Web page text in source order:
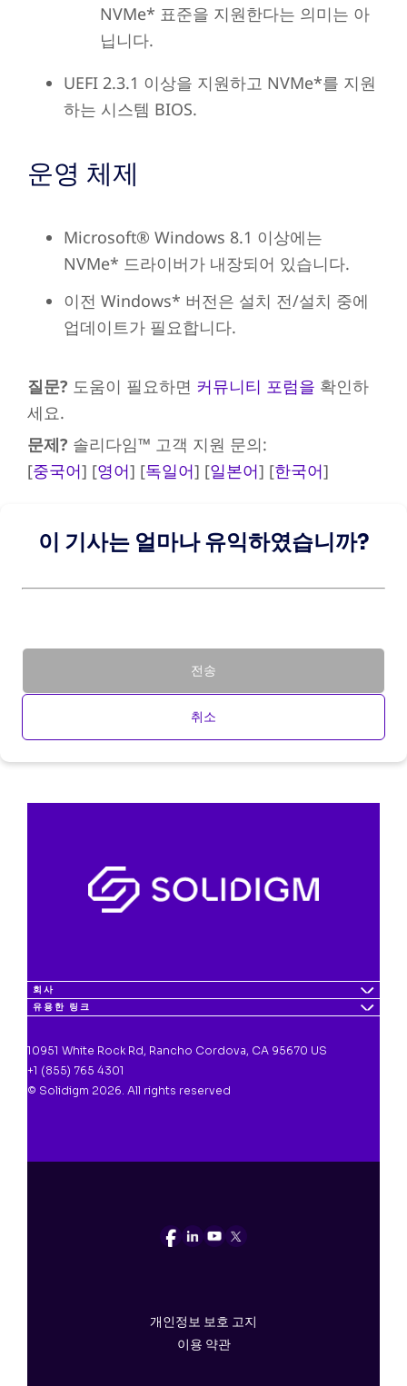
NVMe* 표준을 지원한다는 의미는 아
닙니다.
UEFI 2.3.1 이상을 지원하고 NVMe*를 지원
하는 시스템 BIOS.
운영 체제
Microsoft® Windows 8.1 이상에는
NVMe* 드라이버가 내장되어 있습니다.
이전 Windows* 버전은 설치 전/설치 중에
업데이트가 필요합니다.
질문? 도움이 필요하면 커뮤니티 포럼을 확인하
세요.
문제? 솔리다임™ 고객 지원 문의:
[중국어] [영어] [독일어] [일본어] [한국어]
이 기사는 얼마나 유익하였습니까?
전송
취소
회사
유용한 링크
10951 White Rock Rd, Rancho Cordova, CA 95670 US
+1 (855) 765 4301
© Solidigm 2026. All rights reserved
개인정보 보호 고지
이용 약관